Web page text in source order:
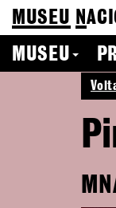
MUSEU N
MUSEU